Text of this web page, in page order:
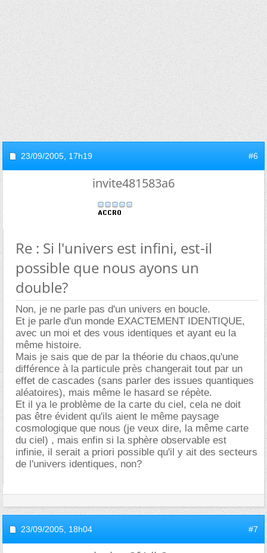
23/09/2005, 17h19 #6
invite481583a6
Re : Si l'univers est infini, est-il
possible que nous ayons un
double?
Non, je ne parle pas d'un univers en boucle.
Et je parle d'un monde EXACTEMENT IDENTIQUE,
avec un moi et des vous identiques et ayant eu la
même histoire.
Mais je sais que de par la théorie du chaos,qu'une
différence à la particule près changerait tout par un
effet de cascades (sans parler des issues quantiques
aléatoires), mais même le hasard se répète.
Et il ya le problème de la carte du ciel, cela ne doit
pas être évident qu'ils aient le même paysage
cosmologique que nous (je veux dire, la même carte
du ciel) , mais enfin si la sphère observable est
infinie, il serait a priori possible qu'il y ait des secteurs
de l'univers identiques, non?
23/09/2005, 18h04 #7